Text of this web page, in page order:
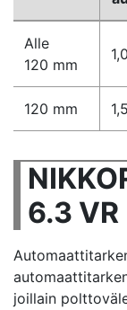
Alle
120 mm
120 mm
6.3 VR
joillain